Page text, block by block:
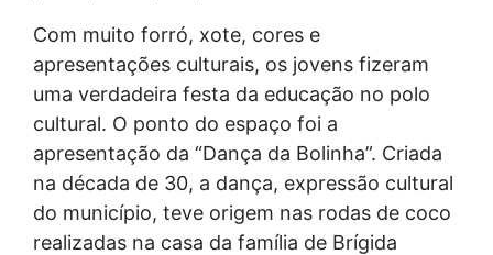
Com muito forró, xote, cores e
apresentações culturais, os jovens fizeram
uma verdadeira festa da educação no polo
cultural. O ponto do espaço foi a
apresentação da “Dança da Bolinha”. Criada
na década de 30, a dança, expressão cultural
do município, teve origem nas rodas de coco
realizadas na casa da família de Brígida